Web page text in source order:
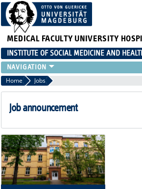
MEDICAL FACULTY UNIVERSITY
INSTITUTE OF SOCIAL MEDICINE AND
TEACHING
INSTITUTE
TEAM
PUBLICATIONS
JOBS
Home Jobs
Job announcement